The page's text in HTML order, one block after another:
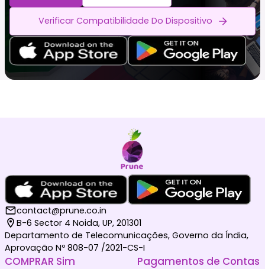
Verificar Compatibilidade Do Dispositivo
contact@prune.co.in
B-6 Sector 4 Noida, UP, 201301
Departamento de Telecomunicações, Governo da Índia,
Aprovação Nº 808-07 /2021-CS-I
COMPRAR Sim Pagamentos de Contas